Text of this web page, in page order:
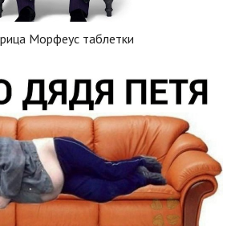
Морфеус таблетки